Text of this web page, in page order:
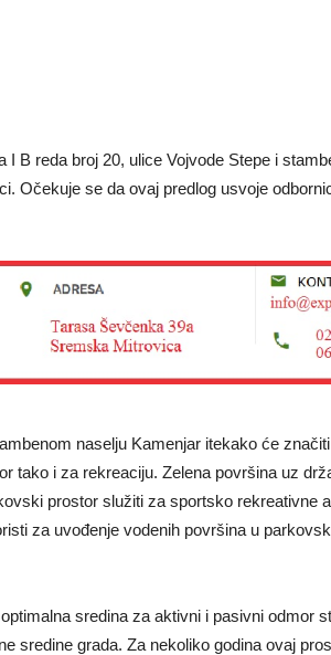
B reda broj 20, ulice Vojvode Stepe i
Očekuje se da ovaj predlog usvoje
naselju Kamenjar itekako će
tako i za rekreaciju. Zelena površina uz
prostor služiti za sportsko rekreativne
za uvođenje vodenih površina u
sredina za aktivni i pasivni odmor
sredine grada. Za nekoliko godina ovaj